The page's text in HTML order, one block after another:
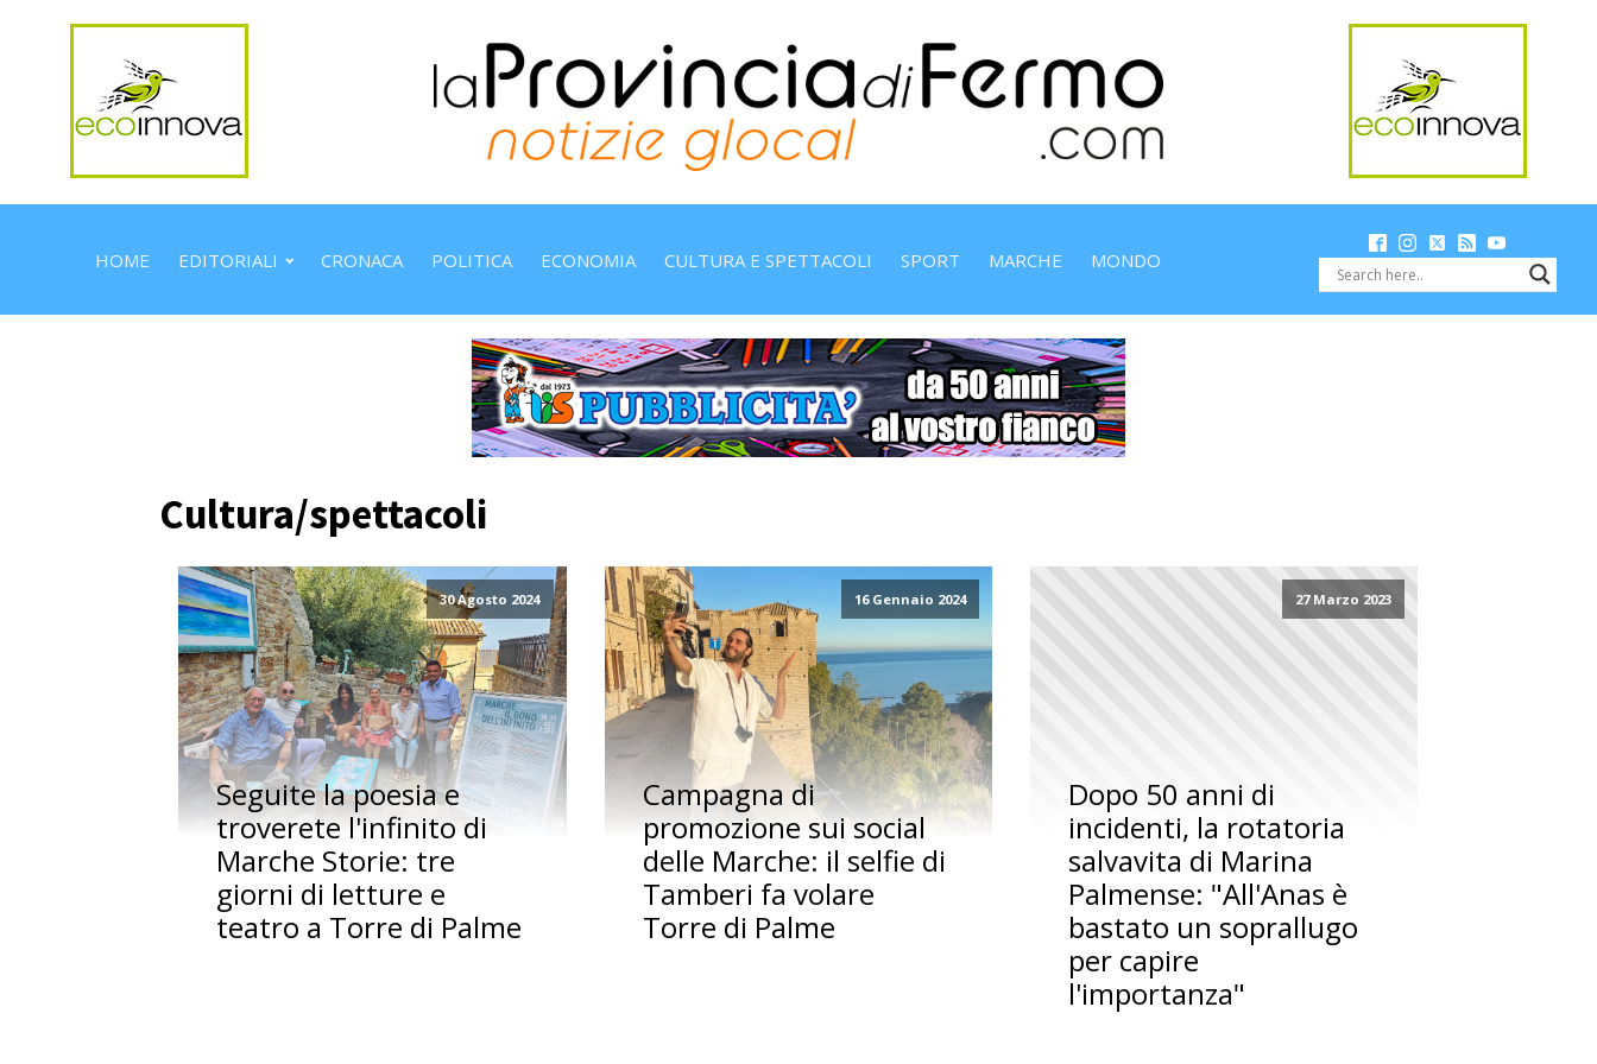
HOME EDITORIALI CRONACA POLITICA ECONOMIA CULTURA E SPETTACOLI SPORT MARCHE MONDO
Cultura/spettacoli
30 Agosto 2024
Seguite la poesia e
troverete l'infinito di
Marche Storie: tre
giorni di letture e
teatro a Torre di Palme
16 Gennaio 2024
Campagna di
promozione sui social
delle Marche: il selfie di
Tamberi fa volare
Torre di Palme
27 Marzo 2023
Dopo 50 anni di
incidenti, la rotatoria
salvavita di Marina
Palmense: "All'Anas è
bastato un soprallugo
per capire
l'importanza"